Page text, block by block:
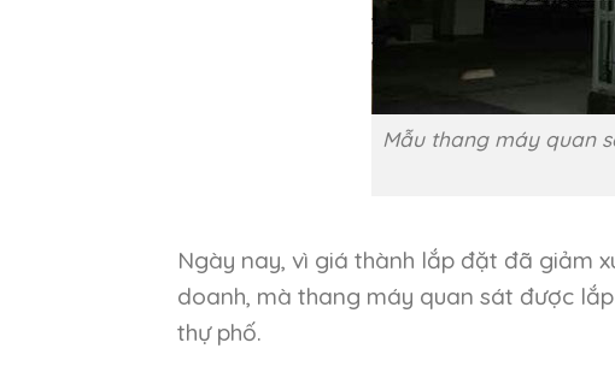
Mẫu thang máy quan
Ngày nay, vì giá thành lắp đặt đã giảm
doanh, mà thang máy quan sát được
thự phố.